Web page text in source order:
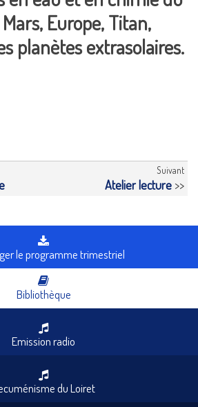
Europe, Titan,
planètes extrasolaires.
Suivant
Atelier lecture >>
le programme trimestriel
Bibliothèque
Emission radio
du Loiret